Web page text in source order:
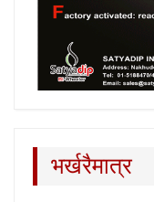
भर्खरैमात्र